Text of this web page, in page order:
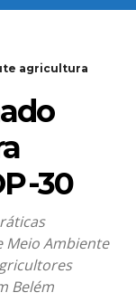
agricultura
-30
Meio Ambiente
Belém